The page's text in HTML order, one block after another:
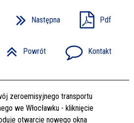
Następna Pdf
Powrót Kontakt